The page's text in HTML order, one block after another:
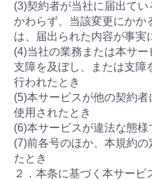
(3)契約者が当社に届出て
かわらず、当該変更にかか
は、届出られた内容が事実
(4)当社の業務または本サ
支障を及ぼし、または支障
行われたとき
(5)本サービスが他の契約
使用されたとき
(6)本サービスが違法な態様
(7)前各号のほか、本規約
たとき
２．本条に基づく本サービ